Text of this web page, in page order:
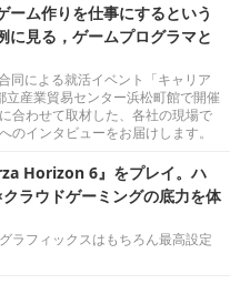
ーム作りを仕事にするという
に見る，ゲームプログラマと
による就活イベント「キャリア
産業貿易センター浜松町館で開催
合わせて取材した、各社の現場で
のインタビューをお届けします。
Horizon 6』をプレイ。ハ
ラウドゲーミングの底力を体
ラフィックスはもちろん最高設定